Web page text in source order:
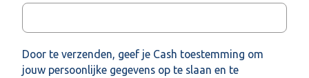
Door te verzenden, geef je Cash toestemming om
jouw persoonlijke gegevens op te slaan en te